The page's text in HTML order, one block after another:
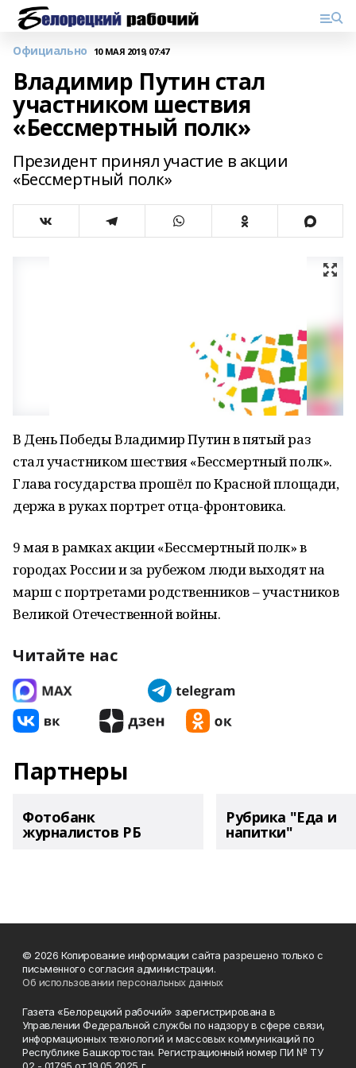
Официально 10 МАЯ 2019, 07:47
Владимир Путин стал
участником шествия
«Бессмертный полк»
Президент принял участие в акции
«Бессмертный полк»
В День Победы Владимир Путин в пятый раз
стал участником шествия «Бессмертный полк».
Глава государства прошёл по Красной площади,
держа в руках портрет отца-фронтовика.
9 мая в рамках акции «Бессмертный полк» в
городах России и за рубежом люди выходят на
марш с портретами родственников – участников
Великой Отечественной войны.
Читайте нас
Партнеры
Фотобанк
журналистов РБ
Рубрика "Еда и
напитки"
© 2026 Копирование информации сайта разрешено только с
письменного согласия администрации.
Об использовании персональных данных
Газета «Белорецкий рабочий» зарегистрирована в
Управлении Федеральной службы по надзору в сфере связи,
информационных технологий и массовых коммуникаций по
Республике Башкортостан. Регистрационный номер ПИ № ТУ